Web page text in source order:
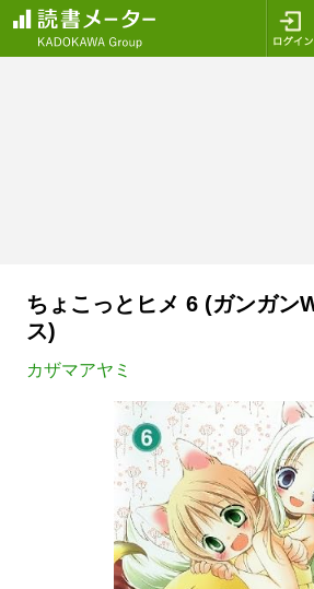
ちょこっとヒメ 6 (ガンガン
ス)
カザマアヤミ